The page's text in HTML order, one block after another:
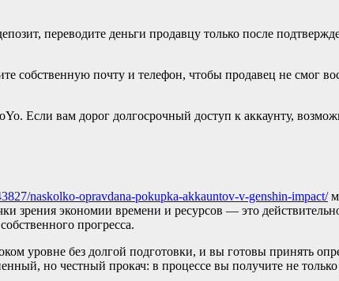
переводите деньги продавцу только после
собственную почту и телефон, чтобы продавец не смог
Если вам дорог долгосрочный доступ к аккаунту,
naskolko-opravdana-pokupka-akkauntov-v-genshin-impact/
зрения экономии времени и ресурсов — это
прогресса.
уровне без долгой подготовки, и вы готовы принять
но честный прокач: в процессе вы получите не